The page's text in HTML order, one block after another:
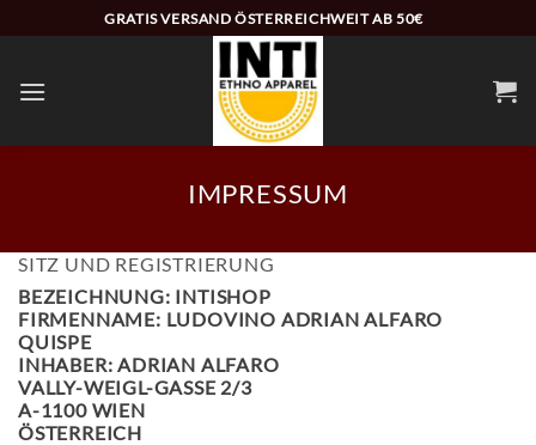
Inhalt
GRATIS VERSAND ÖSTERREICHWEIT AB 50€
IMPRESSUM
SITZ UND REGISTRIERUNG
BEZEICHNUNG: INTISHOP
FIRMENNAME: LUDOVINO ADRIAN ALFARO
QUISPE
INHABER: ADRIAN ALFARO
VALLY-WEIGL-GASSE 2/3
A-1100 WIEN
ÖSTERREICH